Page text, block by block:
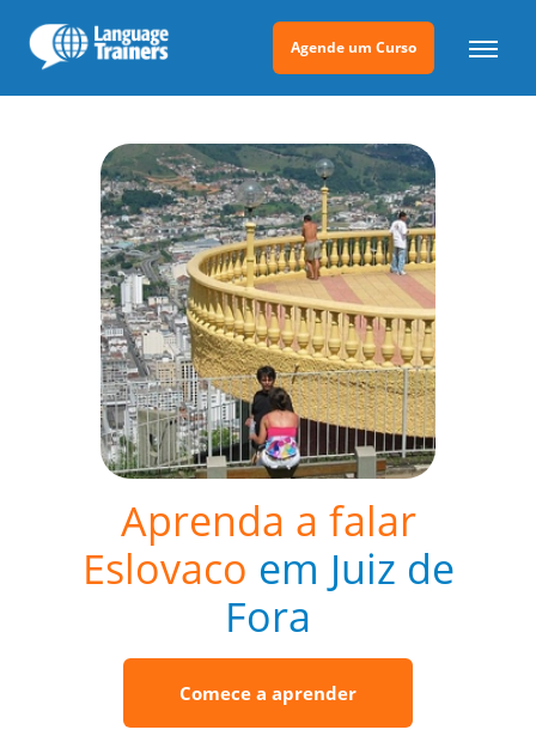
Agende um Curso
Aprenda a falar
Eslovaco em Juiz de
Fora
Comece a aprender